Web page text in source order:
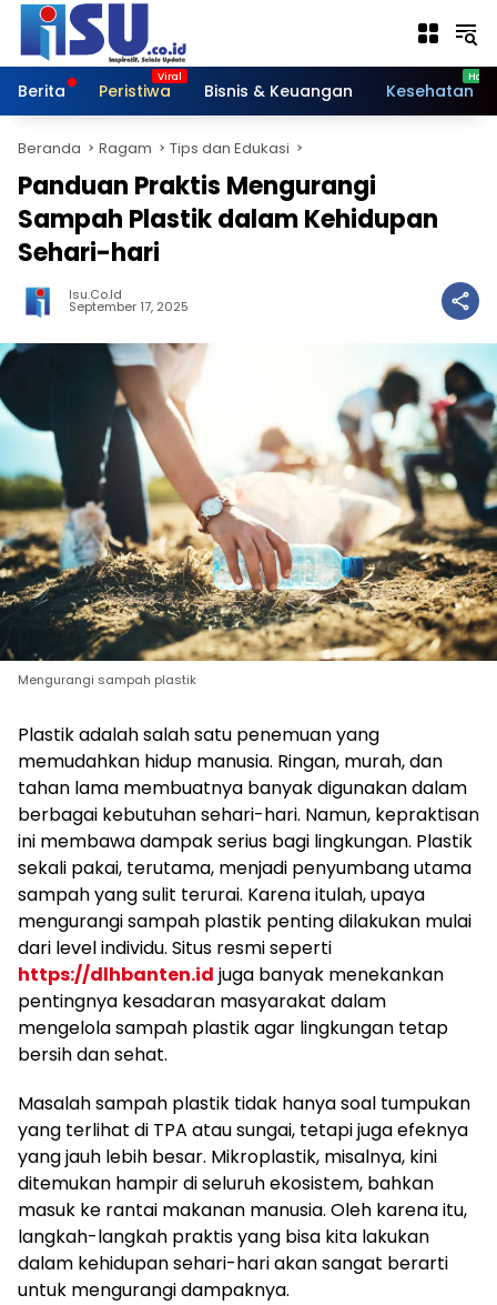
Langsung
konten
Berita
Peristiwa Bisnis & Keuangan Kesehatan
Beranda Ragam Tips dan Edukasi
Panduan Praktis Mengurangi
Sampah Plastik dalam Kehidupan
Sehari-hari
Isu.co.id
September 17, 2025
Mengurangi sampah plastik
Plastik adalah salah satu penemuan yang
memudahkan hidup manusia. Ringan, murah, dan
tahan lama membuatnya banyak digunakan dalam
berbagai kebutuhan sehari-hari. Namun, kepraktisan
ini membawa dampak serius bagi lingkungan. Plastik
sekali pakai, terutama, menjadi penyumbang utama
sampah yang sulit terurai. Karena itulah, upaya
mengurangi sampah plastik penting dilakukan mulai
dari level individu. Situs resmi seperti
https://dlhbanten.id juga banyak menekankan
pentingnya kesadaran masyarakat dalam
mengelola sampah plastik agar lingkungan tetap
bersih dan sehat.
Masalah sampah plastik tidak hanya soal tumpukan
yang terlihat di TPA atau sungai, tetapi juga efeknya
yang jauh lebih besar. Mikroplastik, misalnya, kini
ditemukan hampir di seluruh ekosistem, bahkan
masuk ke rantai makanan manusia. Oleh karena itu,
langkah-langkah praktis yang bisa kita lakukan
dalam kehidupan sehari-hari akan sangat berarti
untuk mengurangi dampaknya.